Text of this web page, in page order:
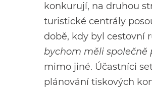
konkurují, na druhou
turistické centrály
době, kdy byl cestovní
bychom měli společně
mimo jiné. Účastníci
plánování tiskových